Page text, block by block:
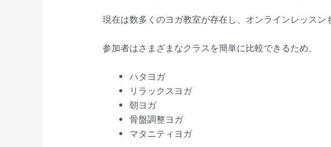
現在は数多くのヨガ教室が存在し、オンラインレッスン
参加者はさまざまなクラスを簡単に比較できるため、
ハタヨガ
リラックスヨガ
朝ヨガ
骨盤調整ヨガ
マタニティヨガ